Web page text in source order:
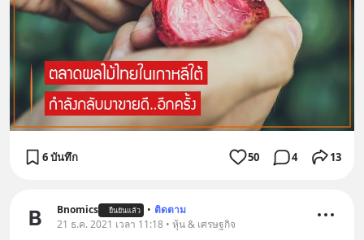
6 บันทึก 50 4 13
Bnomics ยืนยันแล้ว • ติดตาม
21 ธ.ค. 2021 เวลา 11:18 • หุ้น & เศรษฐกิจ